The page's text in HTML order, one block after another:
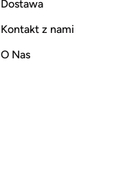
Dostawa
Kontakt z nami
O Nas